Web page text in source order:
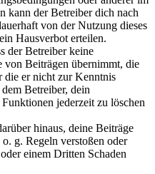
kann der Betreiber dich nach
von der Nutzung dieses
Hausverbot erteilen.
der Betreiber keine
Beiträgen übernimmt, die
die er nicht zur Kenntnis
Betreiber, dein
jederzeit zu löschen
hinaus, deine Beiträge
g. Regeln verstoßen oder
einem Dritten Schaden